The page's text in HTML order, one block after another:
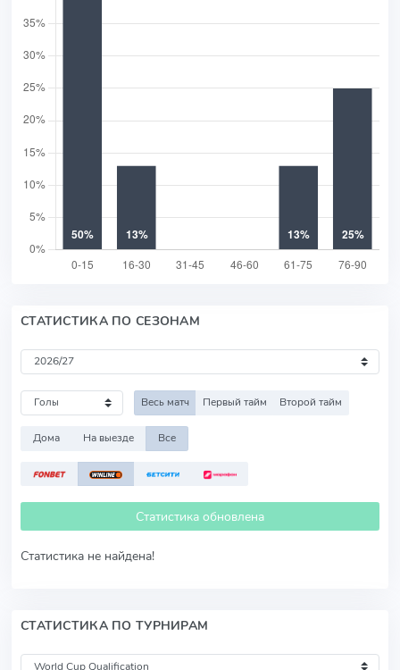
СТАТИСТИКА ПО СЕЗОНАМ
Весь матч Первый тайм Второй тайм
Дома На выезде Все
Статистика обновлена
Статистика не найдена!
СТАТИСТИКА ПО ТУРНИРАМ